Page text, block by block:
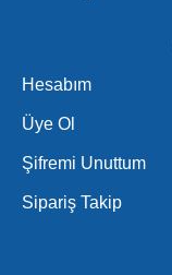
Hesabım
Üye Ol
Şifremi Unuttum
Sipariş Takip